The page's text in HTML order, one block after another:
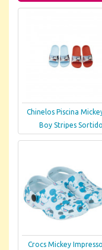
Chinelos Piscina
Boy Stripes Sortido
Crocs Mickey Impresso